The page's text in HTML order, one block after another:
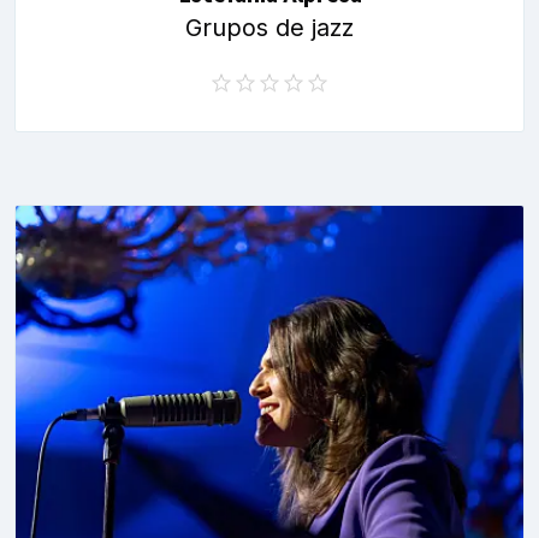
Grupos de jazz